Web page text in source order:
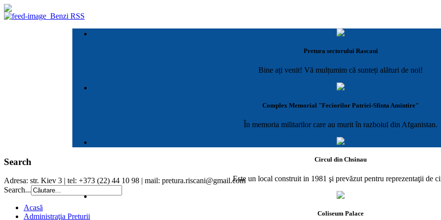
Benzi RSS
Pretura sectorului Rascani
Bine ați venit! Vă mulțumim că sunteți alături de noi!
Complex Memorial "Feciorilor Patriei-Sfinta Amintire"
În memoria militarilor care au murit în razboiul din Afganistan.
Circul din Chsinau
Este un local construit in 1981 şi prevăzut pentru reprezentaţii de
Coliseum Palace
Search
Adresa: str. Kiev 3 | tel: +373 (22) 44 10 98 | mail: pretura.riscani@gmail.com
Search...
Acasă
Administraţia Preturii